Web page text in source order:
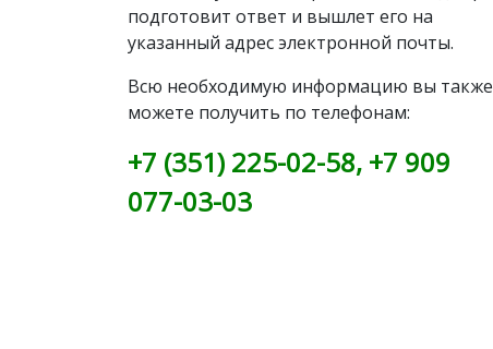
подготовит ответ и вышлет его на
указанный адрес электронной почты.
Всю необходимую информацию вы также
можете получить по телефонам:
+7 (351) 225-02-58, +7 909
077-03-03